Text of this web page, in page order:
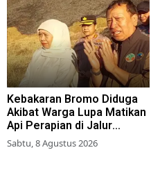
Kebakaran Bromo Diduga
Akibat Warga Lupa Matikan
Api Perapian di Jalur
Tradisional
Sabtu, 8 Agustus 2026